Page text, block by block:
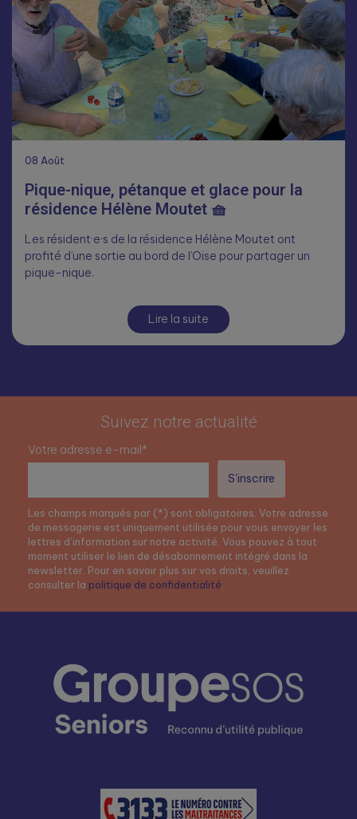
08 Août
Pique-nique, pétanque et glace pour la
résidence Hélène Moutet 🧺
Les résident·e·s de la résidence Hélène Moutet ont
profité d’une sortie au bord de l’Oise pour partager un
pique-nique.
Lire la suite
Suivez notre actualité
Votre adresse e-mail*
Les champs marqués par (*) sont obligatoires. Votre adresse
de messagerie est uniquement utilisée pour vous envoyer les
lettres d’information sur notre activité. Vous pouvez à tout
moment utiliser le lien de désabonnement intégré dans la
newsletter. Pour en savoir plus sur vos droits, veuillez
consulter la politique de confidentialité